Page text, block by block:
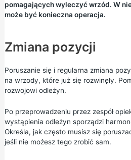
pomagających wyleczyć wrzód. W
może być konieczna operacja.
Zmiana pozycji
Poruszanie się i regularna zmiana
na wrzody, które już się rozwinęły.
rozwojowi odleżyn.
Po przeprowadzeniu przez zespół
wystąpienia odleżyn sporządzi
Określa, jak często musisz się
jeśli nie możesz tego zrobić sam.